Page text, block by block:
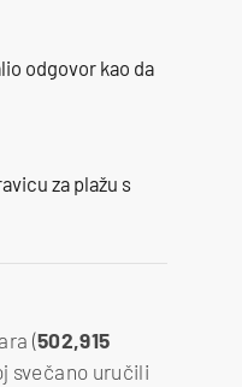
odgovor kao da
za plažu s
(502,915
svečano uručili